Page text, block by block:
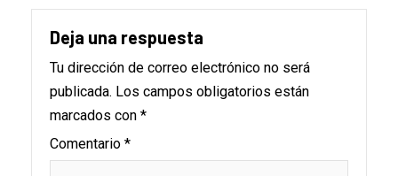
Deja una respuesta
Tu dirección de correo electrónico no será
publicada. Los campos obligatorios están
marcados con *
Comentario *